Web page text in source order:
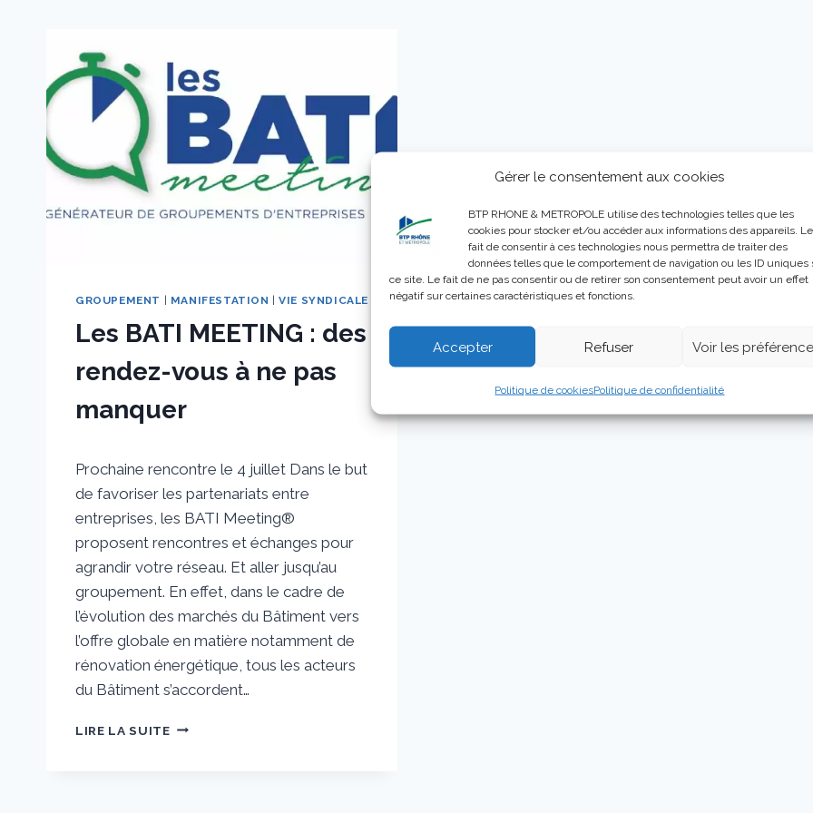
Gérer le consentement aux cookies
BTP RHONE & METROPOLE utilise des technologies telles que les
cookies pour stocker et/ou accéder aux informations des appareils. Le
fait de consentir à ces technologies nous permettra de traiter des
données telles que le comportement de navigation ou les ID uniques
ce site. Le fait de ne pas consentir ou de retirer son consentement peut avoir un effet
négatif sur certaines caractéristiques et fonctions.
Accepter Refuser Voir les
Politique de cookiesPolitique de confidentialité
GROUPEMENT MANIFESTATION |VIE SYNDICALE
Les BATI MEETING : des
rendez-vous à ne pas
manquer
sstradiotto
Prochaine rencontre le 4 juillet Dans le but
de favoriser les partenariats entre
entreprises, les BATI Meeting®
proposent rencontres et échanges pour
agrandir votre réseau. Et aller jusqu’au
groupement. En effet, dans le cadre de
l’évolution des marchés du Bâtiment vers
l’offre globale en matière notamment de
rénovation énergétique, tous les acteurs
du Bâtiment s’accordent…
LIRE LA SUITELES